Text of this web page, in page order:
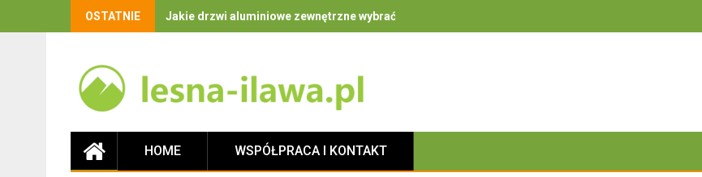
OSTATNIE Jakie drzwi aluminiowe zewnętrzne wybrać – na co zwrócić uwagę przy bezpieczeństwie,
HOME WSPÓŁPRACA I KONTAKT